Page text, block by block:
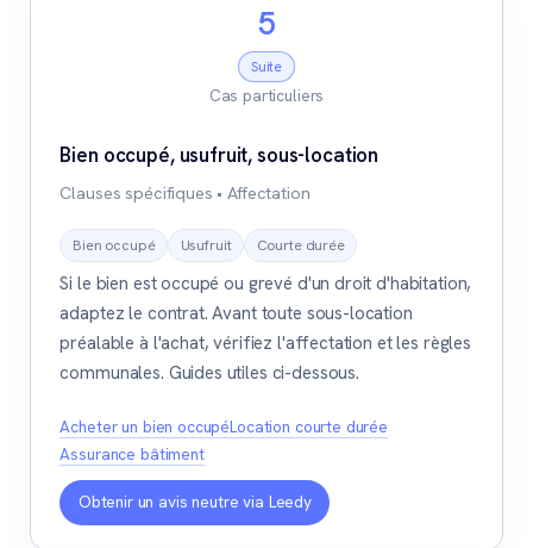
5
Suite
Cas particuliers
Bien occupé, usufruit, sous-location
Clauses spécifiques • Affectation
Bien occupé Usufruit Courte durée
Si le bien est occupé ou grevé d'un droit d'habitation,
adaptez le contrat. Avant toute sous-location
préalable à l'achat, vérifiez l'affectation et les règles
communales. Guides utiles ci-dessous.
Acheter un bien occupéLocation courte durée
Assurance bâtiment
Obtenir un avis neutre via Leedy